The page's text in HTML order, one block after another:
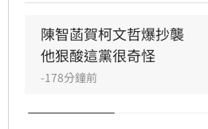
陳智菡賀柯文哲爆抄襲
他狠酸這黨很奇怪
-178分鐘前